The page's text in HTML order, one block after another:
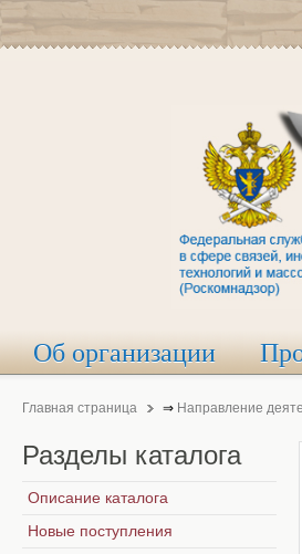
Об организации
Главная страница ⇒ Направление
Разделы каталога
Описание каталога
Новые поступления